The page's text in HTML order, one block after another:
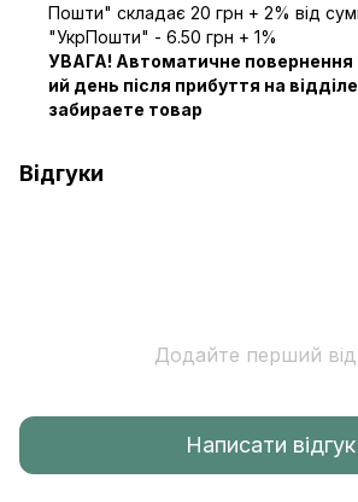
Пошти" складає 20 грн + 2% від
"УкрПошти" - 6.50 грн + 1%
УВАГА! Автоматичне повернення
ий день після прибуття на
забираете товар
Відгуки
Додайте перший
Написати відгук